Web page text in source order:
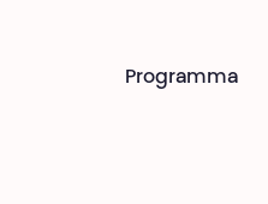
Programma